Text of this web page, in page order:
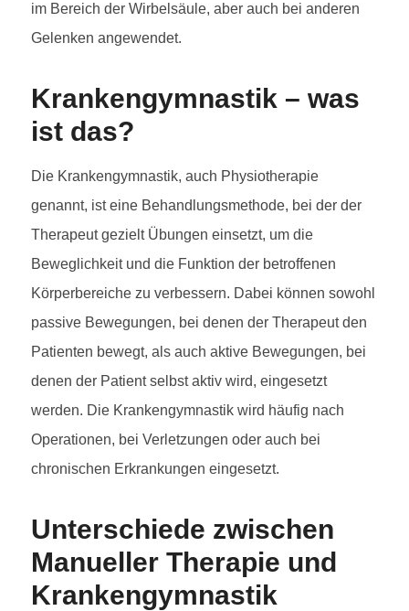
im Bereich der Wirbelsäule, aber auch bei anderen
Gelenken angewendet.
Krankengymnastik – was
ist das?
Die Krankengymnastik, auch Physiotherapie
genannt, ist eine Behandlungsmethode, bei der der
Therapeut gezielt Übungen einsetzt, um die
Beweglichkeit und die Funktion der betroffenen
Körperbereiche zu verbessern. Dabei können sowohl
passive Bewegungen, bei denen der Therapeut den
Patienten bewegt, als auch aktive Bewegungen, bei
denen der Patient selbst aktiv wird, eingesetzt
werden. Die Krankengymnastik wird häufig nach
Operationen, bei Verletzungen oder auch bei
chronischen Erkrankungen eingesetzt.
Unterschiede zwischen
Manueller Therapie und
Krankengymnastik